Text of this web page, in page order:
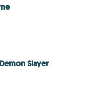
Slayer